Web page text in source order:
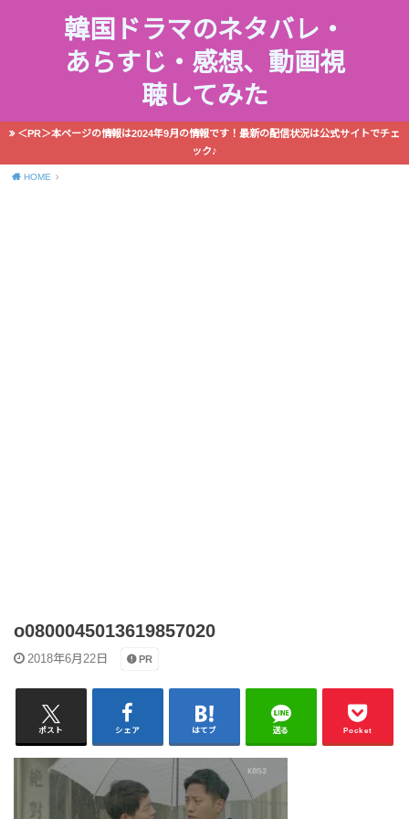
韓国ドラマのネタバレ・
あらすじ・感想、動画視
聴してみた
＜PR＞本ページの情報は2024年9月の情報です！最新の配信状況は公式サイトでチェ
ック♪
HOME
o0800045013619857020
2018年6月22日 PR
ポスト シェア はてブ 送る Pocket